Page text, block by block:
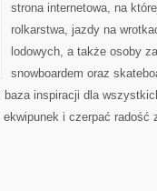
strona internetowa, na
rolkarstwa, jazdy na
lodowych, a także osoby
snowboardem oraz
baza inspiracji dla
i czerpać radość